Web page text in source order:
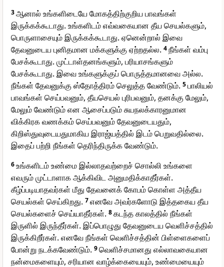
3ஆனால் உங்களிடையே மோகத்திற்குறிய பாவங்கள்
இருக்கக்கூடாது. உங்களிடம் எவ்வகையான தீய செயல்களும்,
பொருளாசையும் இருக்கக்கூடாது. ஏனென்றால் இவை
தேவனுடைய புனிதமான மக்களுக்கு ஏற்றதல்ல. 4நீங்கள் வம்பு
பேசக்கூடாது. முட்டாள்தனங்களும், பரியாசங்களும்
பேசக்கூடாது. இவை உங்களுக்குப் பொருத்தமானவை அல்ல.
நீங்கள் தேவனுக்கு ஸ்தோத்திரம் செலுத்த வேண்டும். 5பாலியல்
பாவங்கள் செய்பவனும், தீயசெயல் புரிபவனும், தனக்கு மேலும்,
மேலும் வேண்டும் என ஆசைப்படும் சுயநலக்காரனுமான
விக்கிரக வணக்கம் செய்பவனும் தேவனுடையதும்,
கிறிஸ்துவுடையதுமாகிய இராஜ்யத்தில் இடம் பெறுவதில்லை.
இதைப் பற்றி நீங்கள் தெரிந்திருக்க வேண்டும்.
6உங்களிடம் உண்மை இல்லாதவற்றைச் சொல்லி உங்களை
எவரும் முட்டாளாக ஆக்கிவிட அனுமதிக்காதீர்கள்.
கீழ்ப்படியாதவர்கள் மீது தேவனைக் கோபம் கொள்ள அத்தீய
செயல்கள் செய்கிறது. 7எனவே அவர்களோடு இத்தகைய தீய
செயல்களைச் செய்யாதீர்கள். 8கடந்த காலத்தில் நீங்கள்
இருளில் இருந்தீர்கள். இப்பொழுது தேவனுடைய வெளிச்சத்தில்
இருக்கிறீர்கள். எனவே நீங்கள் வெளிச்சத்தின் பிள்ளைகளைப்
போன்று நடக்கவேண்டும். 9வெளிச்சமானது எல்லாவகையான
நன்மைகளையும், சரியான வாழ்க்கையையும், உண்மையையும்